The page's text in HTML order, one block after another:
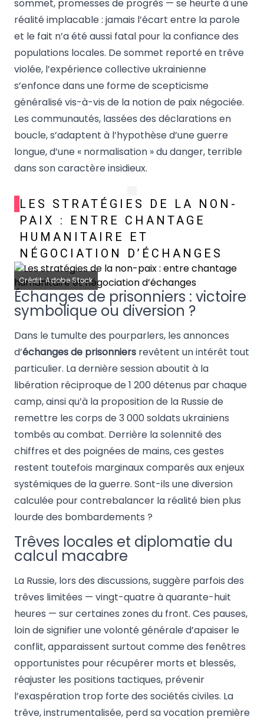
sommet, promesses de progrès — se heurte à une
réalité implacable : jamais l’écart entre la parole
et le fait n’a été aussi fatal pour la confiance des
populations locales. De sommet reporté en trêve
violée, l’expérience collective ukrainienne
s’enfonce dans une forme de scepticisme
généralisé vis-à-vis de la notion de paix négociée.
Les communautés, lassées des déclarations en
boucle, s’adaptent à l’hypothèse d’une guerre
longue, d’une « normalisation » du danger, terrible
dans son caractère insidieux.
LES STRATÉGIES DE LA NON-
PAIX : ENTRE CHANTAGE
HUMANITAIRE ET
NÉGOCIATION D’ÉCHANGES
Crédit: Adobe Stock
Échanges de prisonniers : victoire
symbolique ou diversion ?
Dans le tumulte des pourparlers, les annonces
d’échanges de prisonniers revêtent un intérêt tout
particulier. La dernière session aboutit à la
libération réciproque de 1 200 détenus par chaque
camp, ainsi qu’à la proposition de la Russie de
remettre les corps de 3 000 soldats ukrainiens
tombés au combat. Derrière la solennité des
chiffres et des poignées de mains, ces gestes
restent toutefois marginaux comparés aux enjeux
systémiques de la guerre. Sont-ils une diversion
calculée pour contrebalancer la réalité bien plus
lourde des bombardements ?
Trêves locales et diplomatie du
calcul macabre
La Russie, lors des discussions, suggère parfois des
trêves limitées — vingt-quatre à quarante-huit
heures — sur certaines zones du front. Ces pauses,
loin de signifier une volonté générale d’apaiser le
conflit, apparaissent surtout comme des fenêtres
opportunistes pour récupérer morts et blessés,
réajuster les positions tactiques, prévenir
l’exaspération trop forte des sociétés civiles. La
trêve, instrumentalisée, perd sa vocation première